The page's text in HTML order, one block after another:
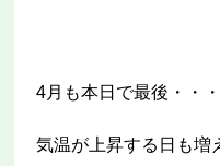
4月も本日で最後・・・
気温が上昇する日も増